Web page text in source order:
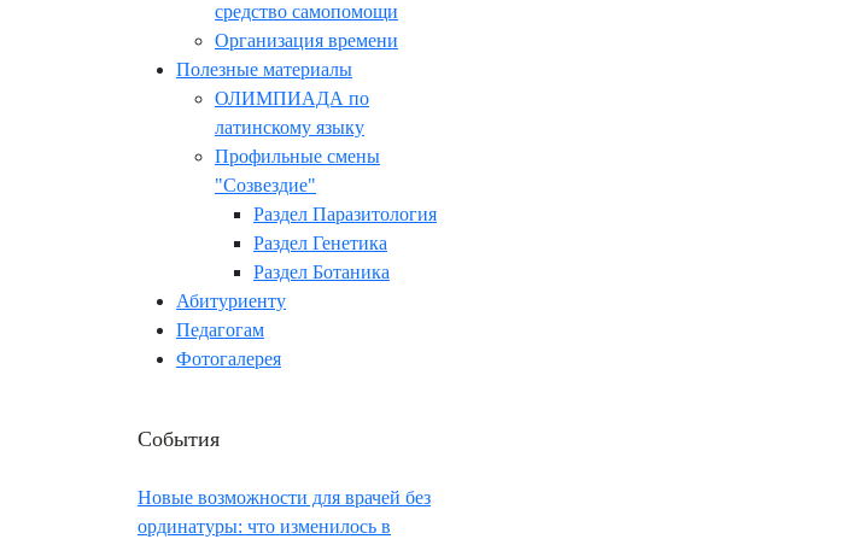
средство самопомощи
Организация времени
Полезные материалы
ОЛИМПИАДА по
латинскому языку
Профильные смены
"Созвездие"
Раздел Паразитология
Раздел Генетика
Раздел Ботаника
Абитуриенту
Педагогам
Фотогалерея
События
Новые возможности для врачей без
ординатуры: что изменилось в